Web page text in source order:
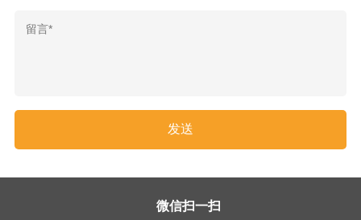
微信扫一扫